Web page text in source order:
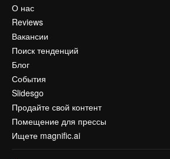
О нас
Reviews
Вакансии
Поиск тенденций
Блог
События
Slidesgo
Продайте свой контент
Помещение для прессы
Ищете magnific.ai